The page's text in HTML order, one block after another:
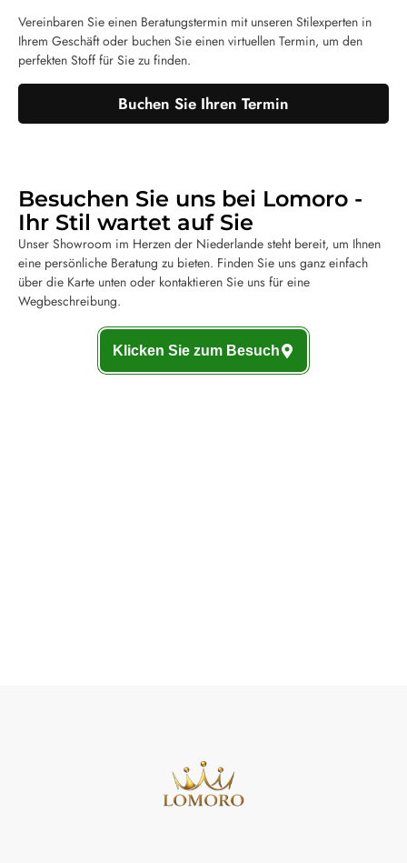
Vereinbaren Sie einen Beratungstermin mit unseren Stilexperten in
Ihrem Geschäft oder buchen Sie einen virtuellen Termin, um den
perfekten Stoff für Sie zu finden.
Buchen Sie Ihren Termin
Besuchen Sie uns bei Lomoro -
Ihr Stil wartet auf Sie
Unser Showroom im Herzen der Niederlande steht bereit, um Ihnen
eine persönliche Beratung zu bieten. Finden Sie uns ganz einfach
über die Karte unten oder kontaktieren Sie uns für eine
Wegbeschreibung.
Klicken Sie zum Besuch